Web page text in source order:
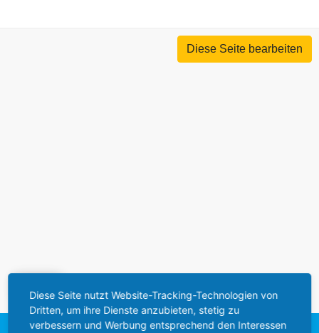
Diese Seite bearbeiten
Yakovlev Yak 50 und Yak 52: Russischer Trainer
Diese Seite nutzt Website-Tracking-Technologien von
Dritten, um ihre Dienste anzubieten, stetig zu
verbessern und Werbung entsprechend den Interessen